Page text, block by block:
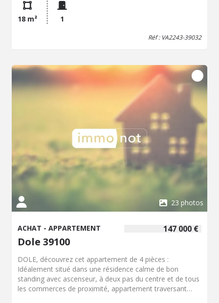
charge vendeur. Contact : Virginie BATTU
06.17.86.32.75/
Honoraires à la charge du vendeur. Dans une copropriété
de 25 lots. Aucune procédure n'est en cours. Classe
€ et 670.00 € sur les années 2021, 2022 et 2023
(abonnements compris). Les informations sur les risques
auxquels ce bien est exposé sont disponibles sur le site
Géorisques : georisques.gouv.fr.
18 m² 1
Réf : VA2243-39032
23 photos
147 000 €
ACHAT - APPARTEMENT
Dole 39100
DOLE, découvrez cet appartement de 4 pièces :
Idéalement situé dans une résidence calme de bon
standing avec ascenseur, à deux pas du centre et de tous
les commerces de proximité, appartement traversant